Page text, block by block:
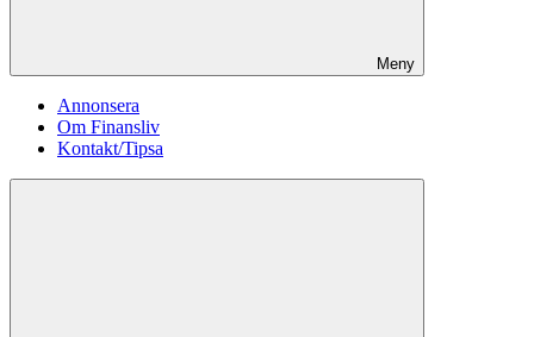
Meny
Annonsera
Om Finansliv
Kontakt/Tipsa